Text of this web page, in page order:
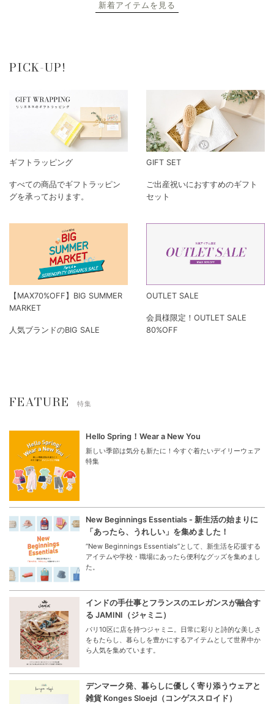
新着アイテムを見る
PICK-UP!
ギフトラッピング
すべての商品でギフトラッピン
グを承っております。
GIFT SET
ご出産祝いにおすすめのギフト
セット
【MAX70%OFF】BIG SUMMER
MARKET
人気ブランドのBIG SALE
OUTLET SALE
会員様限定！OUTLET SALE
80%OFF
FEATURE 特集
Hello Spring！Wear a New You
新しい季節は気分も新たに！今すぐ着たいデイリーウェア
特集
New Beginnings Essentials - 新生活の始まりに
「あったら、うれしい」を集めました！
“New Beginnings Essentials”として、新生活を応援する
アイテムや学校・職場にあったら便利なグッズを集めまし
た。
インドの手仕事とフランスのエレガンスが融合す
る JAMINI（ジャミニ）
パリ10区に店を持つジャミニ。日常に彩りと詩的な美しさ
をもたらし、暮らしを豊かにするアイテムとして世界中か
ら人気を集めています。
デンマーク発、暮らしに優しく寄り添うウェアと
雑貨 Konges Sloejd（コンゲススロイド）